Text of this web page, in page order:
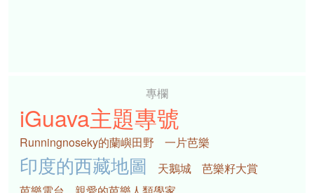
專欄
iGuava主題專號
Runningnoseky的蘭嶼田野 一片芭樂
印度的西藏地圖 天鵝城
芭樂籽大賞